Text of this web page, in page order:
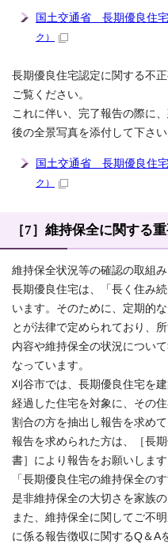
国土交通省 長期優良住
ク）
長期優良住宅認定に関する不
ご覧ください。
これに伴い、完了報告の際に
後の全景写真を添付して下さい
国土交通省 長期優良住
ク）
［7］維持保全に関する
維持保全状況等の確認の取組み
長期優良住宅は、「長く住み
います。そのために、定期的
とが法律で定められており、
内容や維持保全の状況につい
なっています。
刈谷市では、長期優良住宅を
経過した住宅を対象に、その
割合の方を抽出し報告を求めて
報告を求められた方は、［長
書］により報告をお願いします
「長期優良住宅の維持保全の
是非維持保全の大切さを家族
また、維持保全に関してご不
に係る報告徴収に関するQ＆A